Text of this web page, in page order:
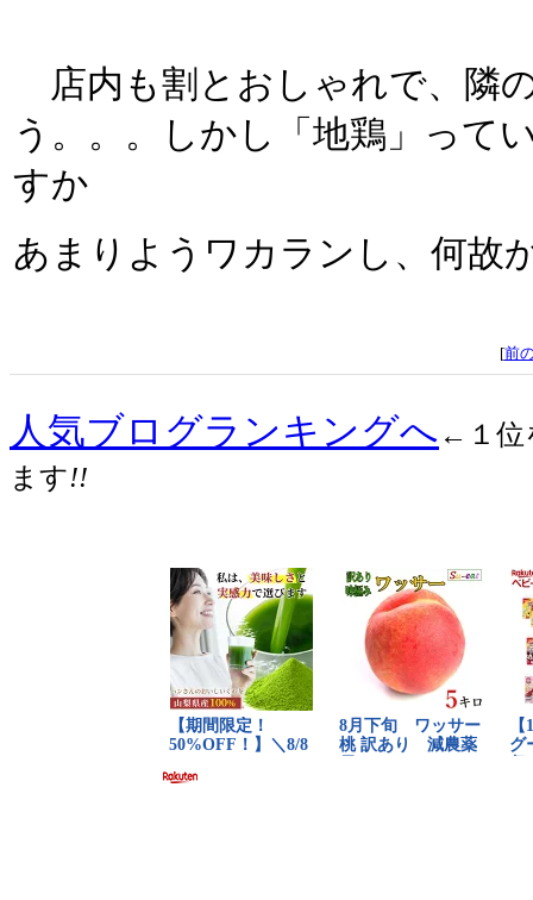
店内も割とおしゃれで、隣
う。。。しかし「地鶏」って
すか
あまりようワカランし、何故
[前
人気ブログランキングへ ←１位
ます!!